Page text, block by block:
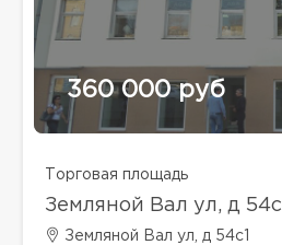
360 000 руб
Торговая площадь
Земляной Вал ул, д 54с1
Земляной Вал ул, д 54с1